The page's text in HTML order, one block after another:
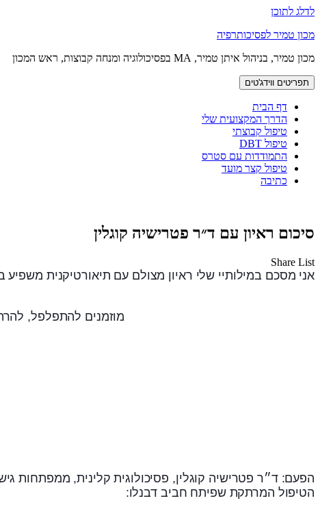
לדלג לתוכן
מכון טמיר לפסיכותרפיה
מכון טמיר, בניהול איתן טמיר, MA בפסיכולוגיה ומנחה קבוצות, ראש המכון
תפריטים ווידג'טים
דף הבית
הדרך המקצועית שלי
טיפול קבוצתי
טיפול DBT
התמודדות עם סטרס
טיפול קצר מועד
כתיבה
סיכום ראיון עם ד״ר פטרישיה קוגלין
Share List
אני מסכם במילותיי שלי ראיון מצולם עם תיאורטיקנית משפיע
מוזמנים להתפלפל,
הטיפול המרתקת שפיתח חביב דבנלו: